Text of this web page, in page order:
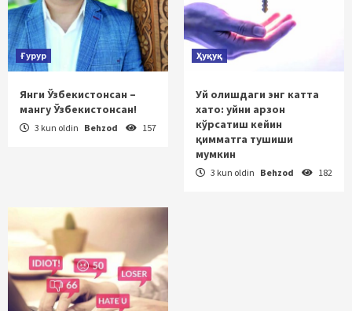
Ғурур
Янги Ўзбекистонсан –
мангу Ўзбекистонсан!
3 kun oldin Behzod 157
Ҳуқуқ
Уй олишдаги энг катта
хато: уйни арзон
кўрсатиш кейин
қимматга тушиши
мумкин
3 kun oldin Behzod 182